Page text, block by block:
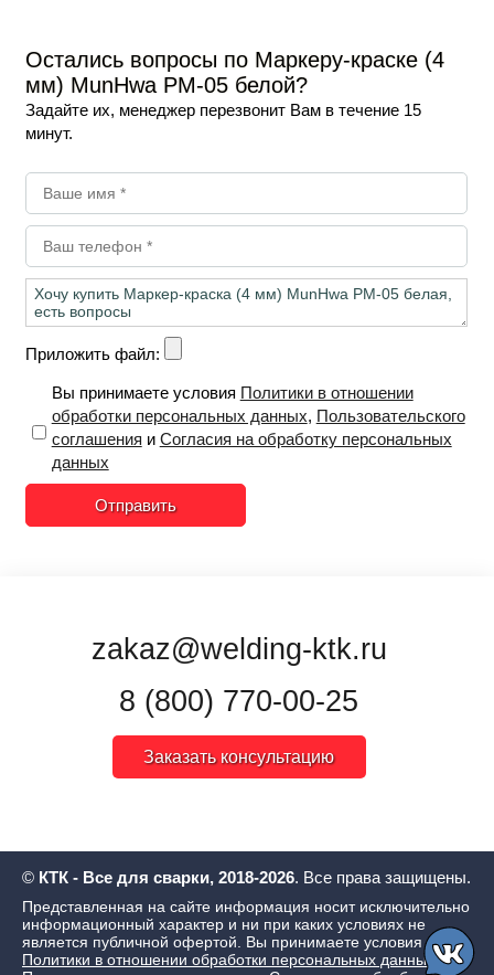
Остались вопросы по Маркеру-краске (4
мм) MunHwa РМ-05 белой?
Задайте их, менеджер перезвонит Вам в течение 15
минут.
Приложить файл:
Вы принимаете условия Политики в отношении
обработки персональных данных, Пользовательского
соглашения и Согласия на обработку персональных
данных
Отправить
zakaz@welding-ktk.ru
8 (800) 770-00-25
Заказать консультацию
© КТК - Все для сварки, 2018-2026. Все права защищены.
Представленная на сайте информация носит исключительно
информационный характер и ни при каких условиях не
является публичной офертой. Вы принимаете условия
Политики в отношении обработки персональных данных ,